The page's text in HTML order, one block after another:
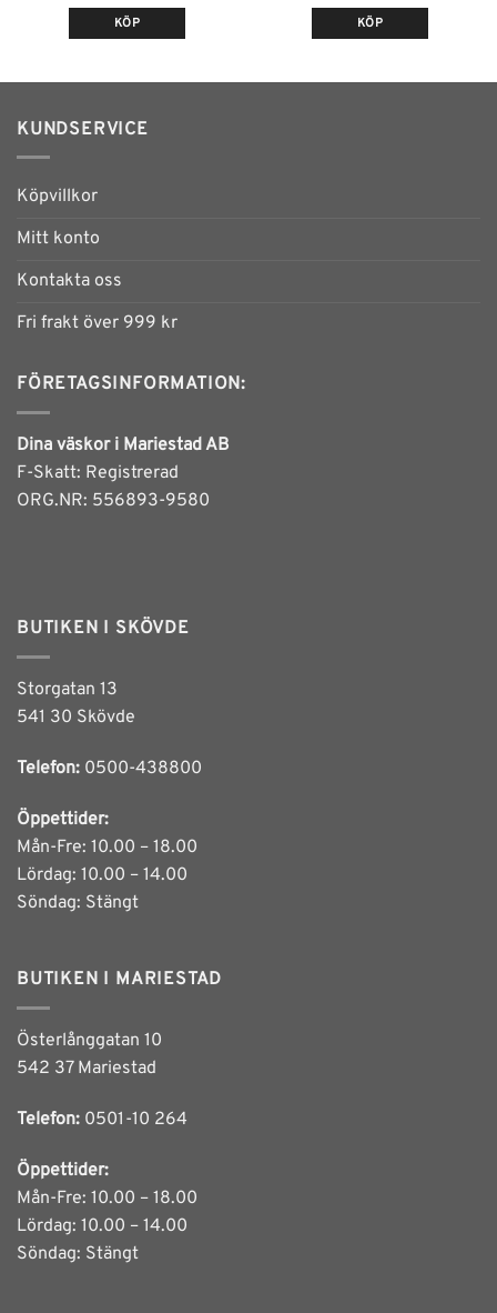
KÖP KÖP
KUNDSERVICE
Köpvillkor
Mitt konto
Kontakta oss
Fri frakt över 999 kr
FÖRETAGSINFORMATION:
Dina väskor i Mariestad AB
F-Skatt: Registrerad
ORG.NR: 556893-9580
BUTIKEN I SKÖVDE
Storgatan 13
541 30 Skövde
Telefon: 0500-438800
Öppettider:
Mån-Fre: 10.00 – 18.00
Lördag: 10.00 – 14.00
Söndag: Stängt
BUTIKEN I MARIESTAD
Österlånggatan 10
542 37 Mariestad
Telefon: 0501-10 264
Öppettider:
Mån-Fre: 10.00 – 18.00
Lördag: 10.00 – 14.00
Söndag: Stängt